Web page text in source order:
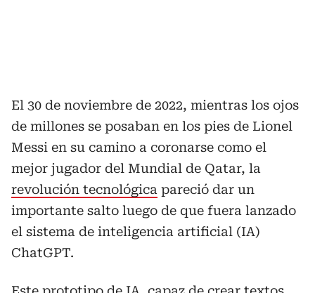
El 30 de noviembre de 2022, mientras los ojos
de millones se posaban en los pies de Lionel
Messi en su camino a coronarse como el
mejor jugador del Mundial de Qatar, la
revolución tecnológica pareció dar un
importante salto luego de que fuera lanzado
el sistema de inteligencia artificial (IA)
ChatGPT.